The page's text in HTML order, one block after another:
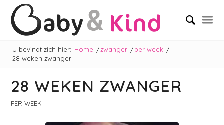
U bevindt zich hier: Home / zwanger / per week /
28 weken zwanger
28 WEKEN ZWANGER
PER WEEK